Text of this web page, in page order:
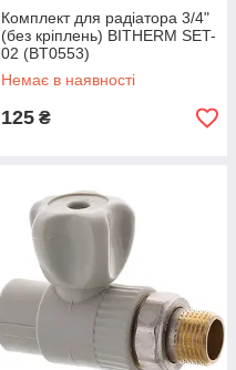
Комплект для радіатора 3/4"
(без кріплень) BITHERM SET-
02 (BT0553)
Немає в наявності
125 ₴